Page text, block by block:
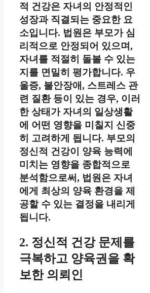
적 건강은 자녀의 안정적인
성장과 직결되는 중요한 요
소입니다. 법원은 부모가 심
리적으로 안정되어 있으며,
자녀를 적절히 돌볼 수 있는
지를 면밀히 평가합니다. 우
울증, 불안장애, 스트레스 관
련 질환 등이 있는 경우, 이러
한 상태가 자녀의 일상생활
에 어떤 영향을 미칠지 신중
히 고려하게 됩니다. 부모의
정신적 건강이 양육 능력에
미치는 영향을 종합적으로
분석함으로써, 법원은 자녀
에게 최상의 양육 환경을 제
공할 수 있는 결정을 내리게
됩니다.
2. 정신적 건강 문제를
극복하고 양육권을 확
보한 의뢰인